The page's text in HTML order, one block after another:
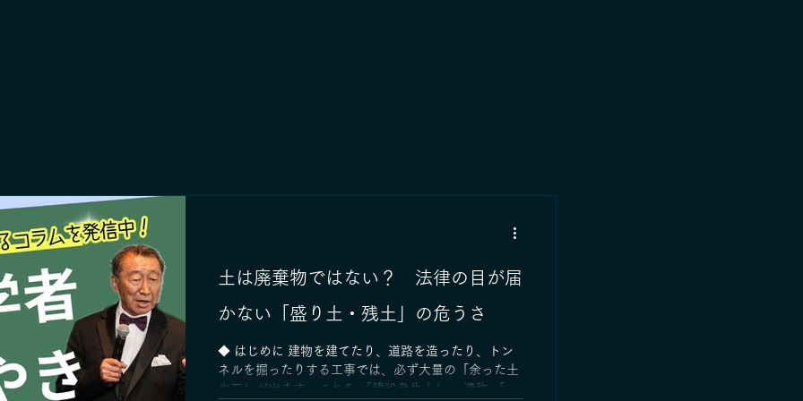
土は廃棄物ではない？ 法律の目が届
かない「盛り土・残土」の危うさ
◆ はじめに 建物を建てたり、道路を造ったり、トン
ネルを掘ったりする工事では、必ず大量の「余った土
や石」が出ます。これを 「建設発生土」 、通称 「残